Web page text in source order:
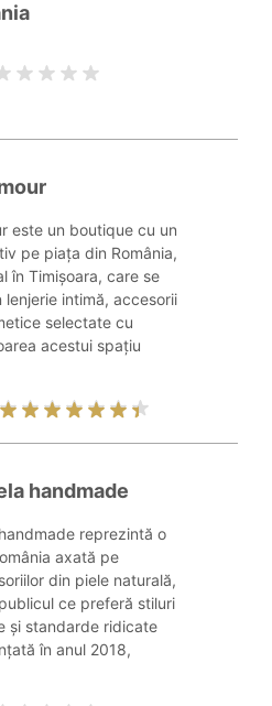
este un boutique cu un
pe piața din România,
în Timișoara, care se
lenjerie intimă, accesorii
selectate cu
acestui spațiu
handmade
reprezintă o
axată pe
din piele naturală,
ce preferă stiluri
și standarde ridicate
în anul 2018,